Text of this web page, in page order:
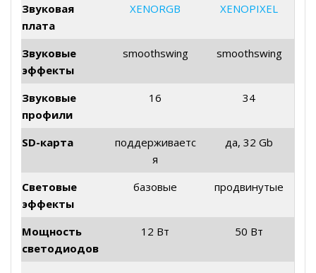
Звуковая
плата
XENORGB XENOPIXEL
Звуковые
эффекты
smoothswing smoothswing
Звуковые
профили
16 34
SD-карта
поддерживаетс
я
да, 32 Gb
Световые
эффекты
базовые продвинутые
Мощность
светодиодов
12 Вт 50 Вт